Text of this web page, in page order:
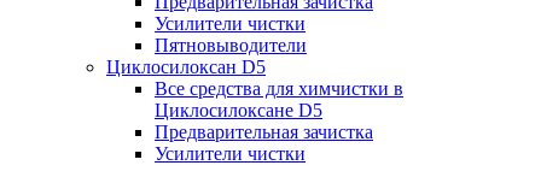
Усилители чистки
Пятновыводители
Циклосилоксан D5
Все средства для химчистки в
Циклосилоксане D5
Предварительная зачистка
Усилители чистки